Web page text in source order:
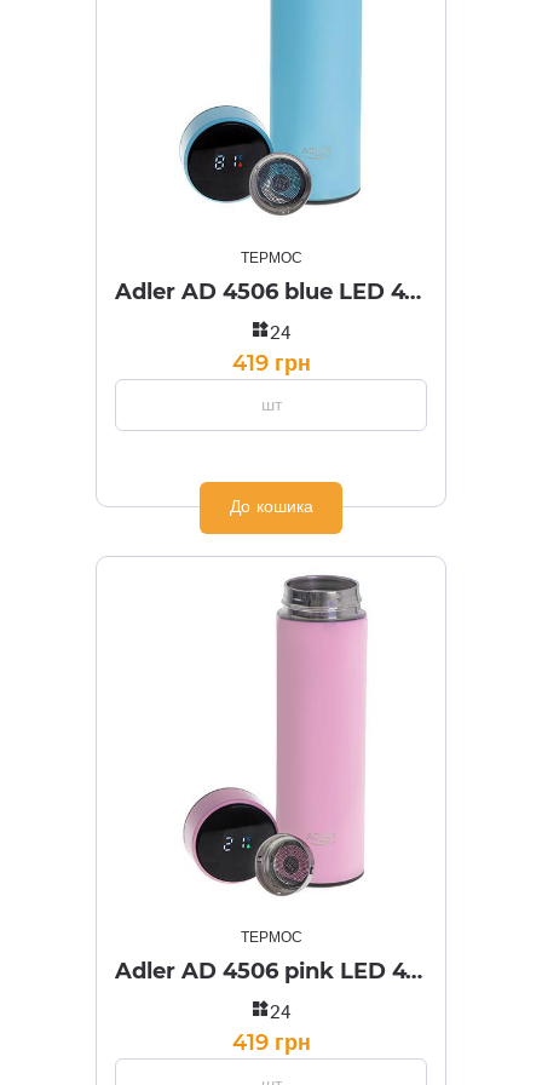
ТЕРМОС
Adler AD 4506 blue LED 473ml
widgets24
419 грн
шт
До кошика
ТЕРМОС
Adler AD 4506 pink LED 473ml
widgets24
419 грн